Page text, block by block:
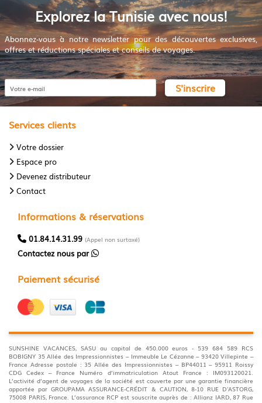
Explorez la Tunisie avec nous!
Abonnez-vous à notre newsletter pour des découvertes exclusives,
offres et réductions spéciales et conseils de voyages.
S'inscrire
Services clients
Votre dossier
Espace pro
Devenez distributeur
Contact
Informations & réservations
01.84.14.31.99 (Appel non surtaxé)
Contactez nous par
Paiement sécurisé
SUNSHINE VACANCES, SASU au capital de 450.000 euros - 539 684 589 RCS
BOBIGNY 35 Allée des Impressionnistes – Immeuble Le Cézanne – 93420 Villepinte –
France Adresse postale : 35 Allée des Impressionnistes – BP44011 – 95911 Roissy
CDG Cedex – France Numéro d’immatriculation Atout France : IM093120021.
L’activité d’agent de voyages de la société est couverte par une garantie financière
apportée par GROUPAMA ASSURANCE-CRÉDIT & CAUTION, 8-10 RUE D'ASTORG,
75008 PARIS, France. L’assurance RCP est souscrite auprès de : Allianz IARD, 87 Rue